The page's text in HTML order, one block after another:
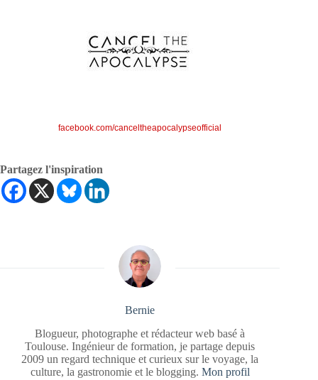
facebook.com/canceltheapocalypseofficial
Partagez l'inspiration
Bernie
Blogueur, photographe et rédacteur web basé à
Toulouse. Ingénieur de formation, je partage depuis
2009 un regard technique et curieux sur le voyage, la
culture, la gastronomie et le blogging. Mon profil